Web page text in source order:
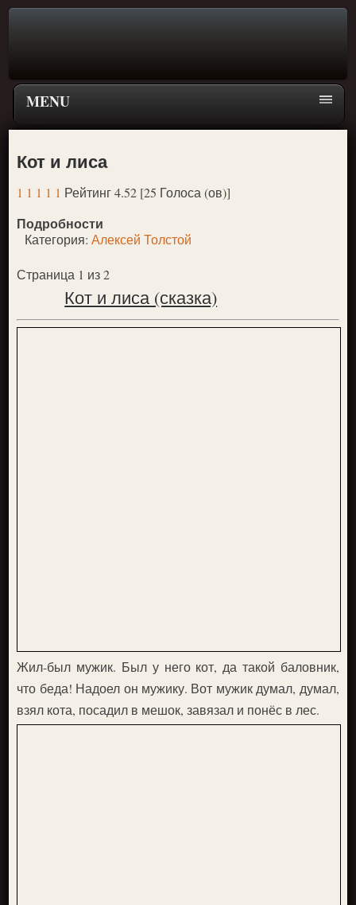
MENU
Главная страница
Поиск
ПЕРЕЙТИ К ГЛАВНОМУ МЕНЮ СКАЗОК
Новое
Кот и лиса
1 1 1 1 1 Рейтинг 4.52 [25 Голоса (ов)]
Подробности
Категория:Алексей Толстой
Страница 1 из 2
Кот и лиса (сказка)
Жил-был мужик. Был у него кот, да такой баловник,
что беда! Надоел он мужику. Вот мужик думал, думал,
взял кота, посадил в мешок, завязал и понёс в лес.